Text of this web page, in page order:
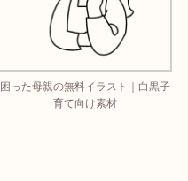
困った母親の無料イラスト｜白黒子
育て向け素材